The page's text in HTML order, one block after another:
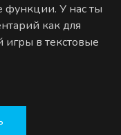
функции. У нас ты
как для
в текстовые